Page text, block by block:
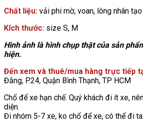
Chất liệu: vải phi mờ, voan, lông nhân tạo
Kích thước: size S, M
Hình ảnh là hình chụp thật của sản
hiện.
Đến xem và thuê/mua hàng trực tiếp
Đằng, P.24, Quận Bình Thạnh, TP HCM
Chổ để xe hạn chế. Quý khách đi ít xe,
diện.
Đi nhóm 5-7 xe, ko chổ để xe, có thể đi